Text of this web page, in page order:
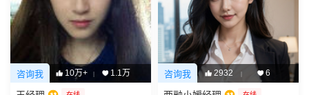
咨询我 10万+ | 1.1万 咨询我 2932 | 6